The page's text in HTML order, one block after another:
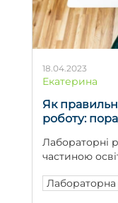
18.04.2023
Екатерина
Як
роботу:
Лабораторні
частиною
Лабораторна